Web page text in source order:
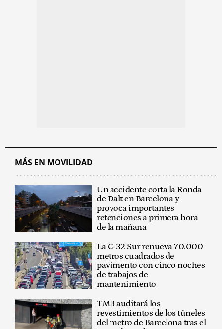
MÁS EN MOVILIDAD
Un accidente corta la Ronda
de Dalt en Barcelona y
provoca importantes
retenciones a primera hora
de la mañana
La C-32 Sur renueva 70.000
metros cuadrados de
pavimento con cinco noches
de trabajos de
mantenimiento
TMB auditará los
revestimientos de los túneles
del metro de Barcelona tras el